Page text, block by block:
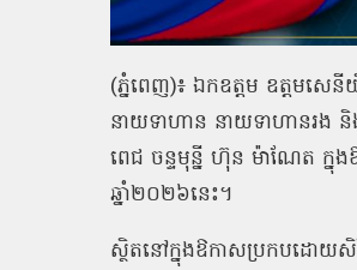
(ភ្នំពេញ)៖ ឯកឧត្ដម ឧត្តមសេ
នាយទាហាន នាយទាហានរង
ពេជ ចន្ទមុន្នី ហ៊ុន ម៉ាណែត ក្នុងឱ
ឆ្នាំ២០២៦នេះ។
ស្ថិតនៅក្នុងឱកាសប្រកបដោយសិរី